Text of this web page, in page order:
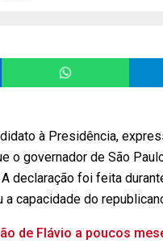
à Presidência,
o governador de São
declaração foi feita
capacidade do
de Flávio a poucos